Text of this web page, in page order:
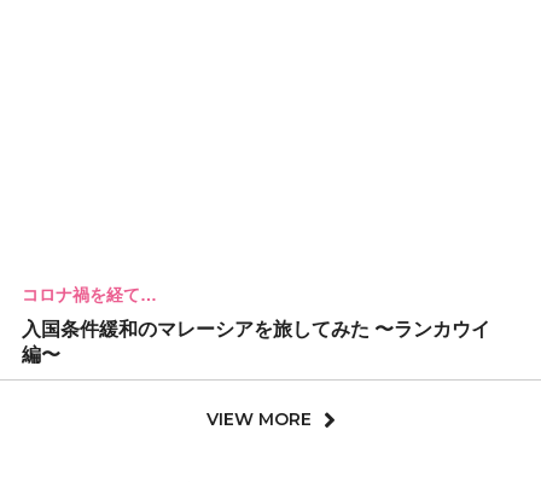
コロナ禍を経て…
入国条件緩和のマレーシアを旅してみた 〜ランカウイ
編〜
VIEW MORE